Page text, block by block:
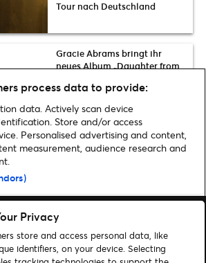
Tour nach Deutschland
Gracie Abrams bringt ihr
neues Album „Daughter from
Konzerte in die Uber Arena
nach Berlin
Konzerte in der 2. Jahreshälfte 2020
process data to provide:
data. Actively scan device
Store and/or access
Personalised advertising and content,
measurement, audience research and
Privacy
store and access personal data, like
identifiers, on your device. Selecting